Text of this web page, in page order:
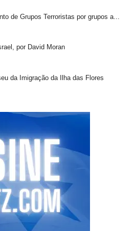
de Grupos Terroristas por grupos a...
por David Moran
da Imigração da Ilha das Flores